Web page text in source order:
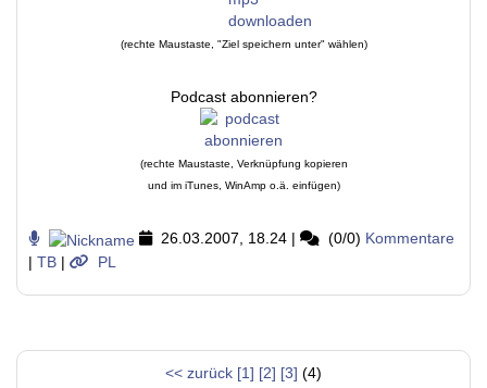
(rechte Maustaste, "Ziel speichern unter" wählen)
Podcast abonnieren?
(rechte Maustaste, Verknüpfung kopieren
und im iTunes, WinAmp o.ä. einfügen)
26.03.2007, 18.24 | (0/0) Kommentare
| TB | PL
<< zurück [1] [2] [3] (4)